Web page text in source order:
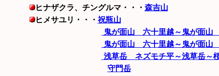
ヒナザクラ、チングルマ・・・ 森吉山
ヒメサユリ・・・祝瓶山
鬼が面山 六十里越～鬼が面山
鬼が面山 六十里越～鬼が面山
浅草岳 ネズモチ平～浅草岳～
守門岳